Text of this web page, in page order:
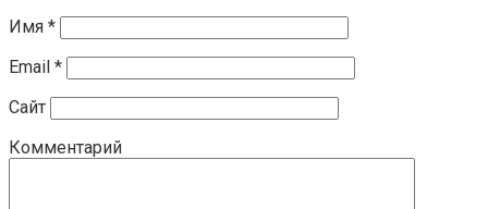
Имя *
Email *
Сайт
Комментарий